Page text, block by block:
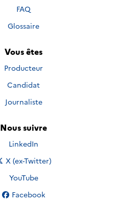
FAQ
Glossaire
Vous êtes
Producteur
Candidat
Journaliste
Nous suivre
Nous suivre sur
LinkedIn
Nous suivre sur
X (ex-Twitter)
Nous suivre sur
YouTube
Nous suivre sur
Facebook